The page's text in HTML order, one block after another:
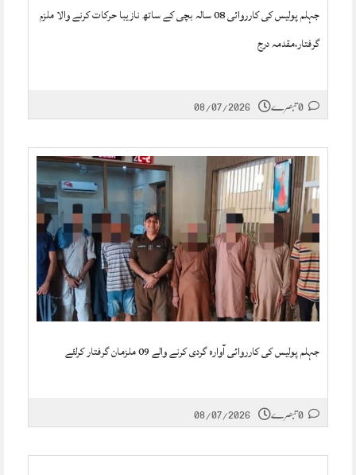
جہلم پولیس کی کارروائی 08 سالہ بچی کے ساتھ نازیبا حرکات کرنے والا ملزم
گرفتار،مقدمہ درج
08/07/2026
جہلم پولیس کی کارروائی آوارہ گردی کرنے والے 09 ملزمان گرفتار کرلئے
08/07/2026